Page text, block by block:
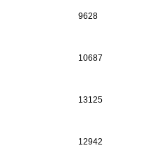
9628
10687
13125
12942